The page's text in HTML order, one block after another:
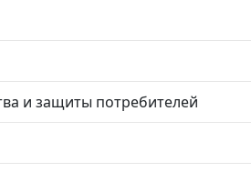
и защиты потребителей